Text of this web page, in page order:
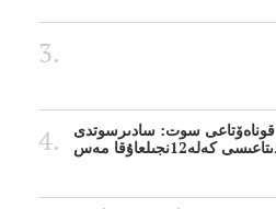
قوناەۆتاعى سوت: سادىرسوتدى